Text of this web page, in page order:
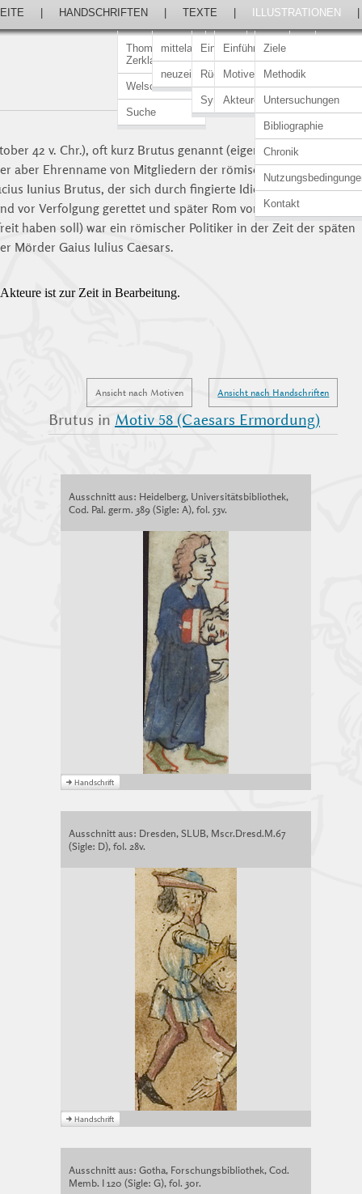
Thomasin von
Zerklaere
Welscher Gast
Suche
HANDSCHRIFTEN
mittelalterlich
neuzeitlich
TEXTE
Einführung
Rückert-Ausgabe
Synopsen
ILLUSTRATIONEN
Einführung
Motive
Akteure
Ziele
Methodik
Untersuchungen
Bibliographie
Chronik
Kontakt
42 v. Chr.), oft kurz Brutus genannt (eigentlich Lateinisch für
aber Ehrenname von Mitgliedern der römischen gens Iunia,
Iunius Brutus, der sich durch fingierte Idiotie (daher der
vor Verfolgung gerettet und später Rom von der
haben soll) war ein römischer Politiker in der Zeit der späten
Mörder Gaius Iulius Caesars.
ist zur Zeit in Bearbeitung.
Ansicht nach Handschriften
Ansicht nach Motiven
Brutus in Motiv 58 (Caesars Ermordung)
Ausschnitt aus: Heidelberg, Universitätsbibliothek,
Cod. Pal. germ. 389 (Sigle: A), fol. 53v.
Ausschnitt aus: Dresden, SLUB, Mscr.Dresd.M.67
(Sigle: D), fol. 28v.
Ausschnitt aus: Gotha, Forschungsbibliothek, Cod.
Memb. I 120 (Sigle: G), fol. 30r.